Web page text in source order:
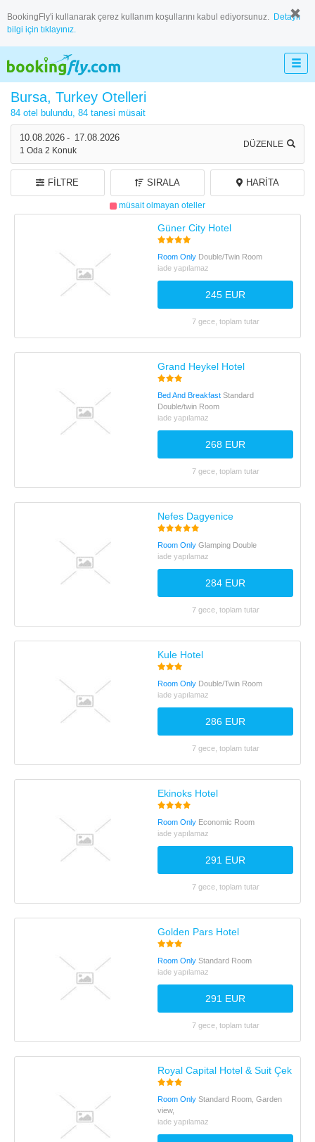
BookingFly'i kullanarak çerez kullanım koşullarını kabul ediyorsunuz. Detaylı
bilgi için tıklayınız.
10.08.2026 - 17.08.2026
1 Oda 2 Konuk
DÜZENLE
Bursa, Turkey Otelleri
84 otel bulundu, 84 tanesi müsait
müsait olmayan oteller
FILTRE SIRALA HARITA
Güner City Hotel
Room Only Double/Twin Room
iade yapılamaz
245 EUR
7 gece, toplam tutar
Grand Heykel Hotel
Bed And Breakfast Standard
Double/twin Room
iade yapılamaz
268 EUR
7 gece, toplam tutar
Nefes Dagyenice
Room Only Glamping Double
iade yapılamaz
284 EUR
7 gece, toplam tutar
Kule Hotel
Room Only Double/Twin Room
iade yapılamaz
286 EUR
7 gece, toplam tutar
Ekinoks Hotel
Room Only Economic Room
iade yapılamaz
291 EUR
7 gece, toplam tutar
Golden Pars Hotel
Room Only Standard Room
iade yapılamaz
291 EUR
7 gece, toplam tutar
Royal Capital Hotel & Suit Çekirge
Room Only Standard Room, Garden
view,
iade yapılamaz